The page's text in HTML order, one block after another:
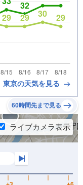
東京の天気を見る
60時間先まで見る